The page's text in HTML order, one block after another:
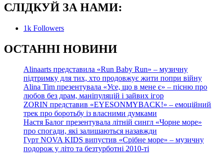
СЛІДКУЙ ЗА НАМИ:
1k Followers
ОСТАННІ НОВИНИ
Alinaarts представила «Run Baby Run» – музичну
підтримку для тих, хто продовжує жити попри війну
Alina Tim презентувала «Усе, що в мене є» – пісню про
любов без драм, маніпуляцій і зайвих ігор
ZORIN представив «EYESONMYBACK!» – емоційний
трек про боротьбу із власними думками
Настя Балог презентувала літній сингл «Чорне море»
про спогади, які залишаються назавжди
Гурт NOVA KIDS випустив «Срібне море» – музичну
подорож у літо та безтурботні 2010-ті